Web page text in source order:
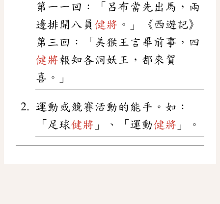
第一一回：「呂布當先出馬，兩
邊排開八員 健將 。」《西遊記》
第三回：「美猴王言畢前事，四
健將報知各洞妖王，都來賀
喜。」
運動或競賽活動的能手。如：
「足球健將 」、「運動健將 」。